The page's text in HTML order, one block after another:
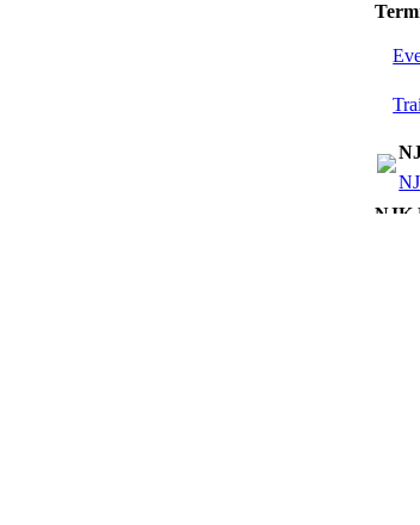
NJK